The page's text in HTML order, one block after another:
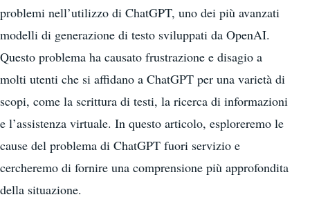
problemi nell’utilizzo di ChatGPT, uno dei più avanzati
modelli di generazione di testo sviluppati da OpenAI.
Questo problema ha causato frustrazione e disagio a
molti utenti che si affidano a ChatGPT per una varietà di
scopi, come la scrittura di testi, la ricerca di informazioni
e l’assistenza virtuale. In questo articolo, esploreremo le
cause del problema di ChatGPT fuori servizio e
cercheremo di fornire una comprensione più approfondita
della situazione.